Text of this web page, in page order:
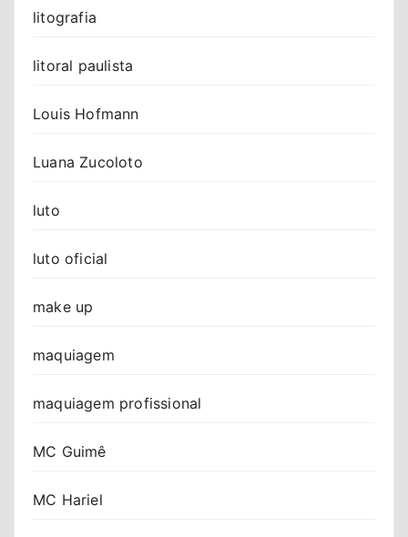
litografia
litoral paulista
Louis Hofmann
Luana Zucoloto
luto
luto oficial
make up
maquiagem
maquiagem profissional
MC Guimê
MC Hariel